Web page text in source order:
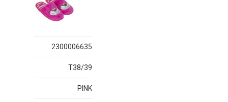
2300006635
T38/39
PINK